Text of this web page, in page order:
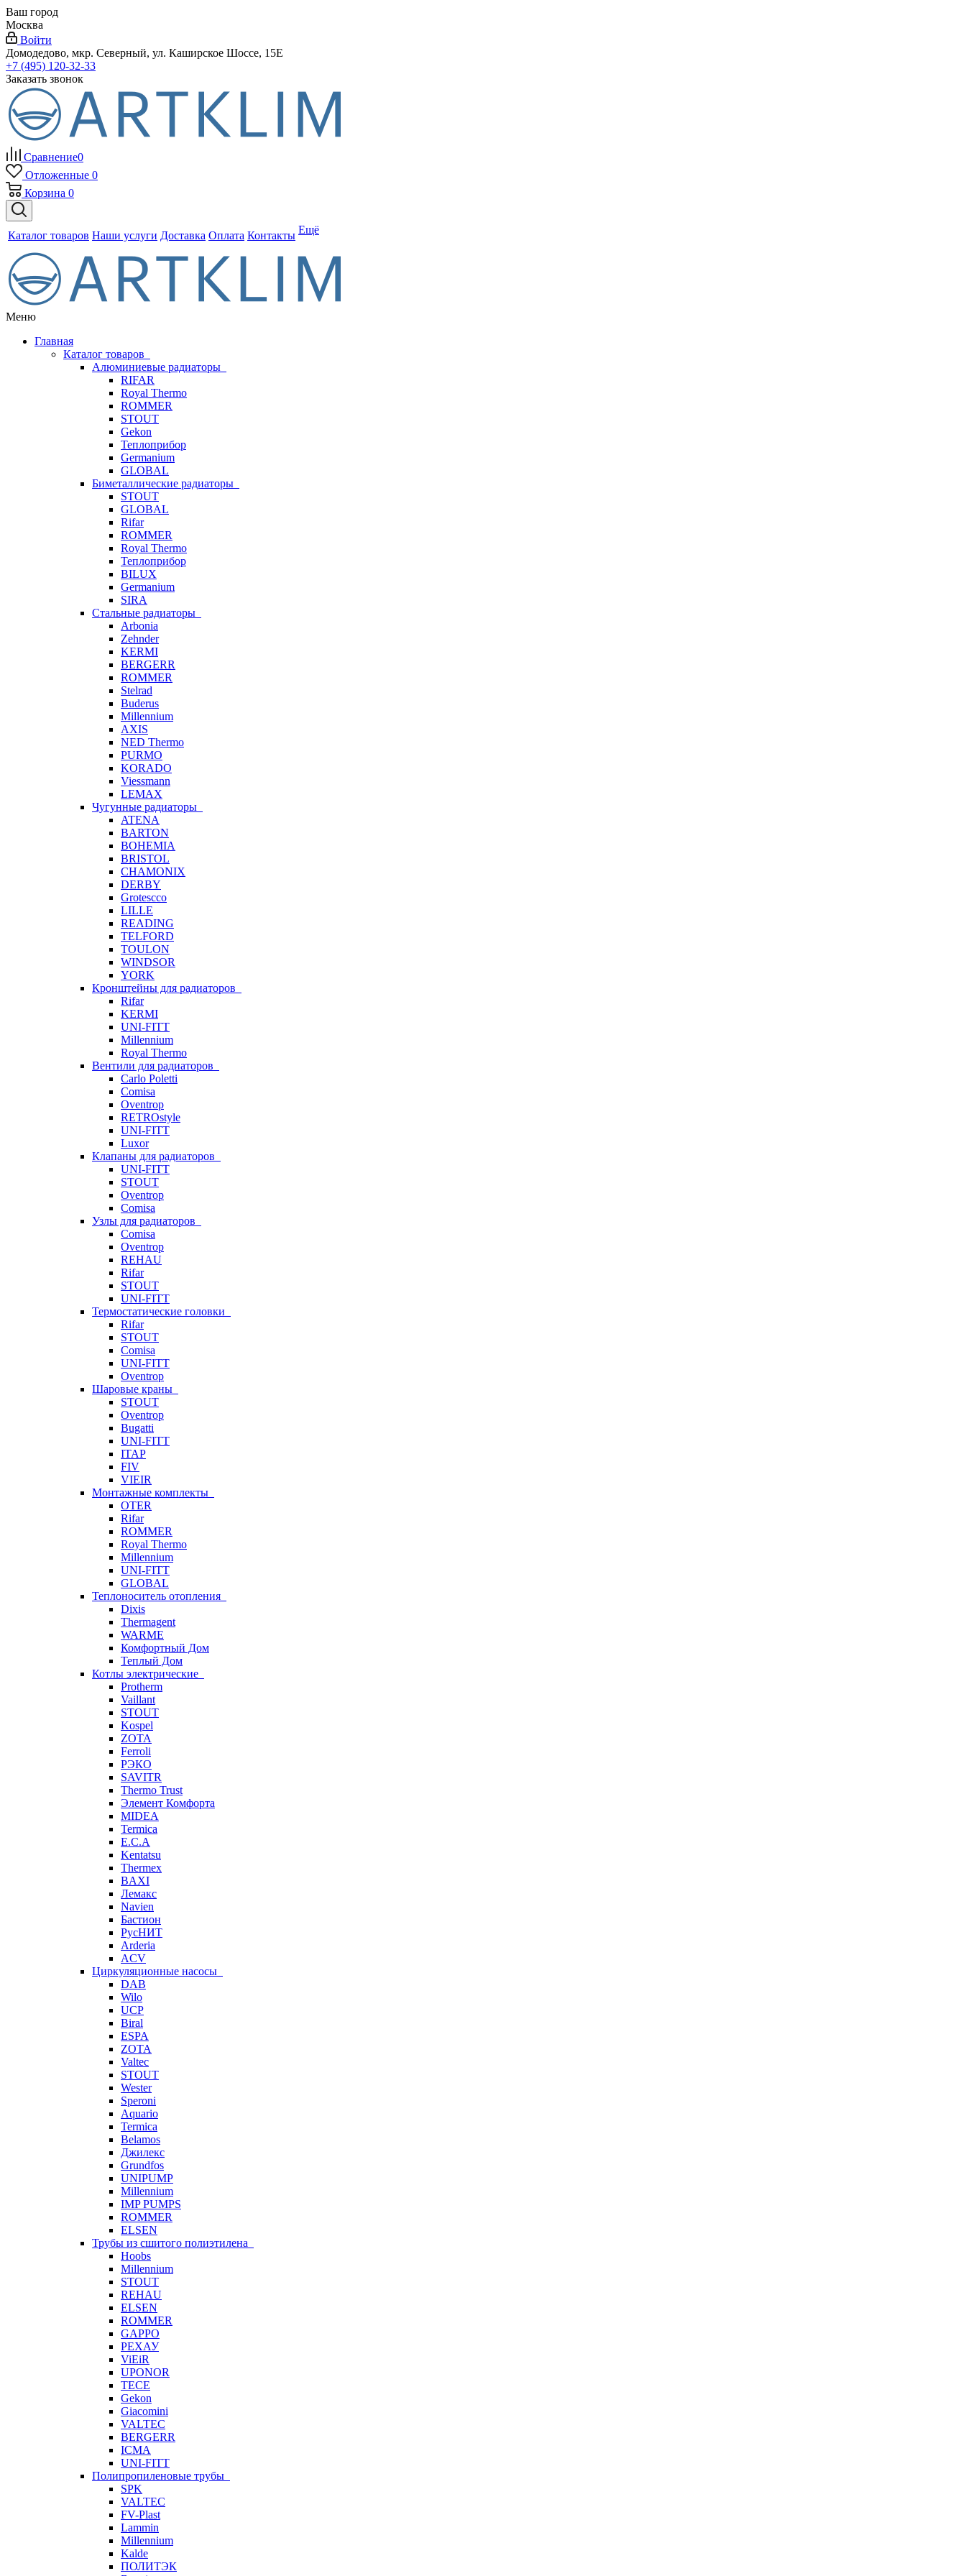
Ваш город
Москва
Войти
Домодедово, мкр. Северный, ул. Каширское Шоссе, 15Е
+7 (495) 120-32-33
Заказать звонок
Сравнение0
Отложенные 0
Корзина 0
Каталог товаров Наши услуги Доставка Оплата Контакты Ещё
Меню
Главная
Каталог товаров
Алюминиевые радиаторы
RIFAR
Royal Thermo
ROMMER
STOUT
Gekon
Теплоприбор
Germanium
GLOBAL
Биметаллические радиаторы
STOUT
GLOBAL
Rifar
ROMMER
Royal Thermo
Теплоприбор
BILUX
Germanium
SIRA
Стальные радиаторы
Arbonia
Zehnder
KERMI
BERGERR
ROMMER
Stelrad
Buderus
Millennium
AXIS
NED Thermo
PURMO
KORADO
Viessmann
LEMAX
Чугунные радиаторы
ATENA
BARTON
BOHEMIA
BRISTOL
CHAMONIX
DERBY
Grotescco
LILLE
READING
TELFORD
TOULON
WINDSOR
YORK
Кронштейны для радиаторов
Rifar
KERMI
UNI-FITT
Millennium
Royal Thermo
Вентили для радиаторов
Carlo Poletti
Comisa
Oventrop
RETROstyle
UNI-FITT
Luxor
Клапаны для радиаторов
UNI-FITT
STOUT
Oventrop
Comisa
Узлы для радиаторов
Comisa
Oventrop
REHAU
Rifar
STOUT
UNI-FITT
Термостатические головки
Rifar
STOUT
Comisa
UNI-FITT
Oventrop
Шаровые краны
STOUT
Oventrop
Bugatti
UNI-FITT
ITAP
FIV
VIEIR
Монтажные комплекты
OTER
Rifar
ROMMER
Royal Thermo
Millennium
UNI-FITT
GLOBAL
Теплоноситель отопления
Dixis
Thermagent
WARME
Комфортный Дом
Теплый Дом
Котлы электрические
Protherm
Vaillant
STOUT
Kospel
ZOTA
Ferroli
РЭКО
SAVITR
Thermo Trust
Элемент Комфорта
MIDEA
Termica
E.C.A
Kentatsu
Thermex
BAXI
Лемакс
Navien
Бастион
РусНИТ
Arderia
ACV
Циркуляционные насосы
DAB
Wilo
UCP
Biral
ESPA
ZOTA
Valtec
STOUT
Wester
Speroni
Aquario
Termica
Belamos
Джилекс
Grundfos
UNIPUMP
Millennium
IMP PUMPS
ROMMER
ELSEN
Трубы из сшитого полиэтилена
Hoobs
Millennium
STOUT
REHAU
ELSEN
ROMMER
GAPPO
РЕХАУ
ViEiR
UPONOR
TECE
Gekon
Giacomini
VALTEC
BERGERR
ICMA
UNI-FITT
Полипропиленовые трубы
SPK
VALTEC
FV-Plast
Lammin
Millennium
Kalde
ПОЛИТЭК